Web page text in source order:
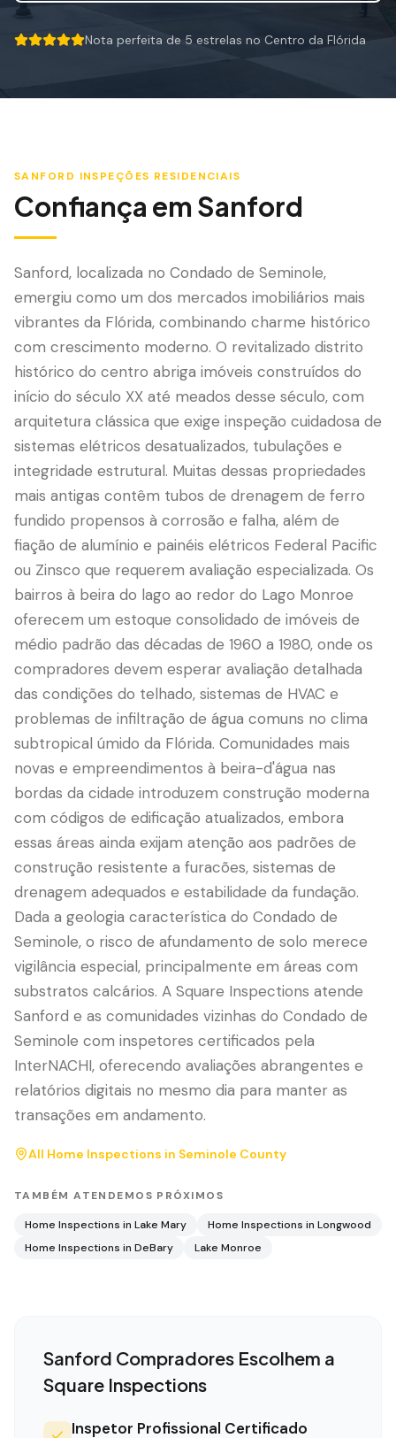
Mitigação de Vento
Certificação de Telhado
Inspeção por Drone
Inspeção de Cupim
LANGUAGE
English Português✓ Español 中文
407-205-7228
5 out of 5 stars.Nota perfeita de 5 estrelas no Centro da Flórida
SANFORD INSPEÇÕES RESIDENCIAIS
Confiança em Sanford
Sanford, localizada no Condado de Seminole,
emergiu como um dos mercados imobiliários mais
vibrantes da Flórida, combinando charme histórico
com crescimento moderno. O revitalizado distrito
histórico do centro abriga imóveis construídos do
início do século XX até meados desse século, com
arquitetura clássica que exige inspeção cuidadosa de
sistemas elétricos desatualizados, tubulações e
integridade estrutural. Muitas dessas propriedades
mais antigas contêm tubos de drenagem de ferro
fundido propensos à corrosão e falha, além de
fiação de alumínio e painéis elétricos Federal Pacific
ou Zinsco que requerem avaliação especializada. Os
bairros à beira do lago ao redor do Lago Monroe
oferecem um estoque consolidado de imóveis de
médio padrão das décadas de 1960 a 1980, onde os
compradores devem esperar avaliação detalhada
das condições do telhado, sistemas de HVAC e
problemas de infiltração de água comuns no clima
subtropical úmido da Flórida. Comunidades mais
novas e empreendimentos à beira-d'água nas
bordas da cidade introduzem construção moderna
com códigos de edificação atualizados, embora
essas áreas ainda exijam atenção aos padrões de
construção resistente a furacões, sistemas de
drenagem adequados e estabilidade da fundação.
Dada a geologia característica do Condado de
Seminole, o risco de afundamento de solo merece
vigilância especial, principalmente em áreas com
substratos calcários. A Square Inspections atende
Sanford e as comunidades vizinhas do Condado de
Seminole com inspetores certificados pela
InterNACHI, oferecendo avaliações abrangentes e
relatórios digitais no mesmo dia para manter as
transações em andamento.
All Home Inspections in Seminole County
TAMBÉM ATENDEMOS PRÓXIMOS
Home Inspections in Lake Mary Home Inspections in Longwood
Home Inspections in DeBary Lake Monroe
Sanford Compradores Escolhem a
Square Inspections
Inspetor Profissional Certificado